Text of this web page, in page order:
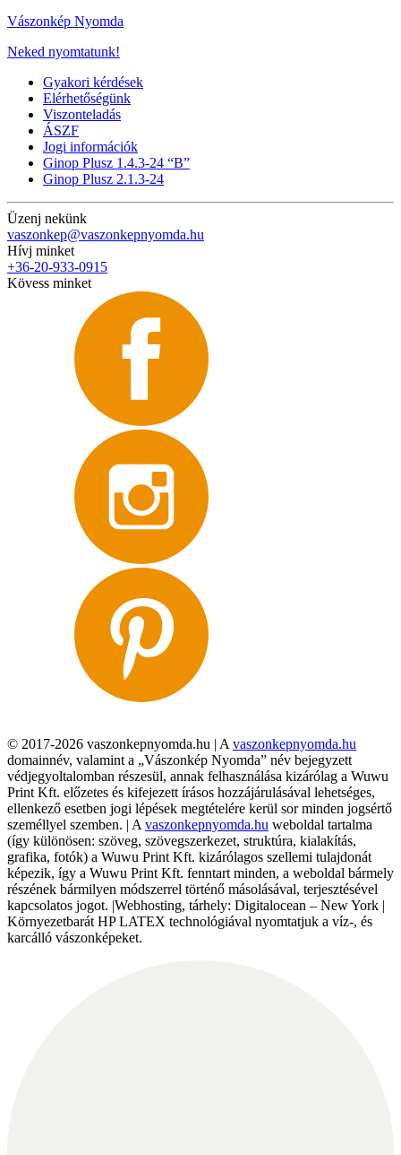
Vászonkép Nyomda
Neked nyomtatunk!
Gyakori kérdések
Elérhetőségünk
Viszonteladás
ÁSZF
Jogi információk
Ginop Plusz 1.4.3-24 “B”
Ginop Plusz 2.1.3-24
Üzenj nekünk
vaszonkep@vaszonkepnyomda.hu
Hívj minket
+36-20-933-0915
Kövess minket
© 2017-2026 vaszonkepnyomda.hu | A vaszonkepnyomda.hu
domainnév, valamint a „Vászonkép Nyomda” név bejegyzett
védjegyoltalomban részesül, annak felhasználása kizárólag a Wuwu
Print Kft. előzetes és kifejezett írásos hozzájárulásával lehetséges,
ellenkező esetben jogi lépések megtételére kerül sor minden jogsértő
személlyel szemben. | A vaszonkepnyomda.hu weboldal tartalma
(így különösen: szöveg, szövegszerkezet, struktúra, kialakítás,
grafika, fotók) a Wuwu Print Kft. kizárólagos szellemi tulajdonát
képezik, így a Wuwu Print Kft. fenntart minden, a weboldal bármely
részének bármilyen módszerrel történő másolásával, terjesztésével
kapcsolatos jogot. |Webhosting, tárhely: Digitalocean – New York |
Környezetbarát HP LATEX technológiával nyomtatjuk a víz-, és
karcálló vászonképeket.